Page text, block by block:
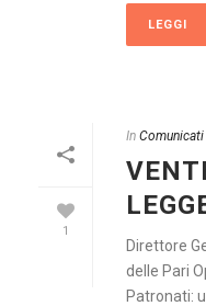
LEGGI
1
In
Direttore
delle Pari
Patronati: